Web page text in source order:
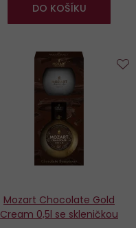
DO KOŠÍKU
Mozart Chocolate Gold
Cream 0,5l se skleničkou